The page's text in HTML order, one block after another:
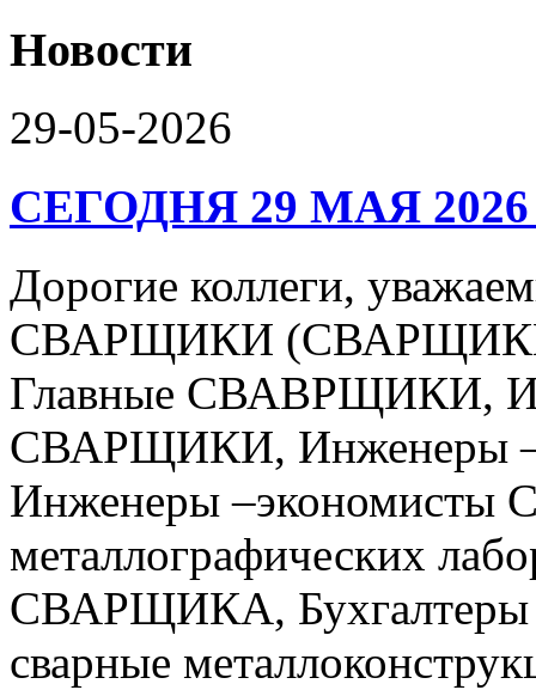
Новости
29-05-2026
СЕГОДНЯ 29 МАЯ
Дорогие коллеги,
СВАРЩИКИ (СВАРЩИКИ
Главные СВАВРЩИКИ,
СВАРЩИКИ, Инженеры
Инженеры
металлографических
СВАРЩИКА, Бухгалтеры
сварные